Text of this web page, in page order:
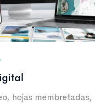
hojas membretadas,